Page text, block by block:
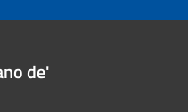
de'